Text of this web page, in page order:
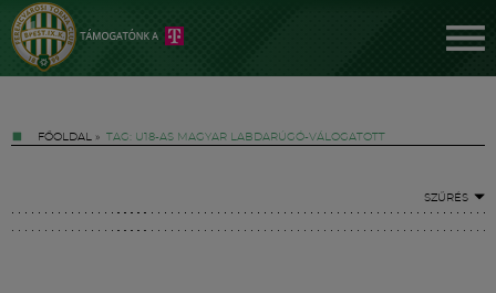
FŐOLDAL » TAG: U18-AS MAGYAR LABDARÚGÓ-VÁLOGATOTT
SZŰRÉS